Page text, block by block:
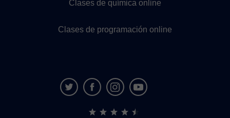
Clases de química online
Clases de programación online